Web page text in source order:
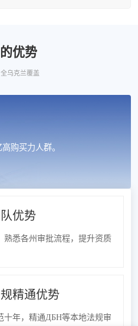
优势
乌克兰覆盖
购买力人群。
优势
熟悉各州审批流程，提升资质
精通优势
十年，精通ДБН等本地法规审